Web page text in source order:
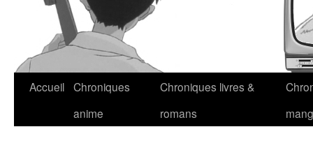
Accueil Chroniques
anime
Chroniques livres &
romans